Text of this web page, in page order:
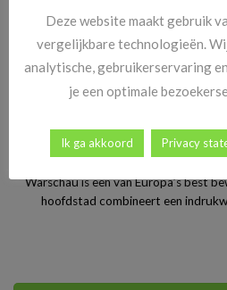
Stedentrip Warschau: ontdek de
Polen’s bruisende
Warschau is een van Europa’s best
hoofdstad combineert een
Deze website maakt gebruik
vergelijkbare technologieën.
analytische, gebruikerservaring
je een optimale
Ik ga akkoord Privacy